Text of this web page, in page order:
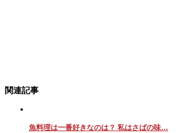
関連記事
魚料理は一番好きなのは？ 私はさばの味…